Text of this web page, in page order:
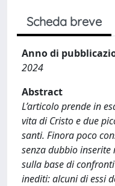
Scheda breve
Anno di
2024
Abstract
L’articolo prende in
vita di Cristo e due
santi. Finora poco
senza dubbio inserite
sulla base di
inediti: alcuni di essi